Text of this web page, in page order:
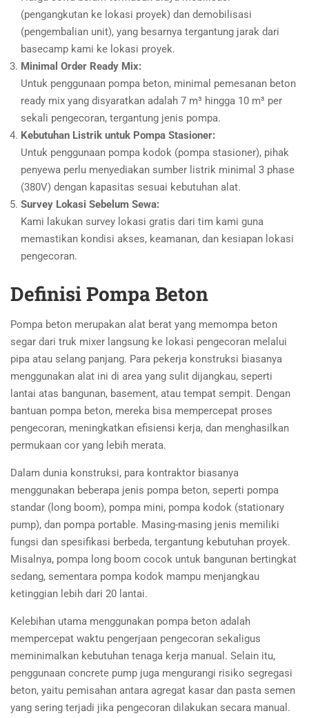
(pengangkutan ke lokasi proyek) dan demobilisasi
(pengembalian unit), yang besarnya tergantung jarak dari
basecamp kami ke lokasi proyek.
Minimal Order Ready Mix:
Untuk penggunaan pompa beton, minimal pemesanan beton
ready mix yang disyaratkan adalah 7 m³ hingga 10 m³ per
sekali pengecoran, tergantung jenis pompa.
Kebutuhan Listrik untuk Pompa Stasioner:
Untuk penggunaan pompa kodok (pompa stasioner), pihak
penyewa perlu menyediakan sumber listrik minimal 3 phase
(380V) dengan kapasitas sesuai kebutuhan alat.
Survey Lokasi Sebelum Sewa:
Kami lakukan survey lokasi gratis dari tim kami guna
memastikan kondisi akses, keamanan, dan kesiapan lokasi
pengecoran.
Definisi Pompa Beton
Pompa beton merupakan alat berat yang memompa beton
segar dari truk mixer langsung ke lokasi pengecoran melalui
pipa atau selang panjang. Para pekerja konstruksi biasanya
menggunakan alat ini di area yang sulit dijangkau, seperti
lantai atas bangunan, basement, atau tempat sempit. Dengan
bantuan pompa beton, mereka bisa mempercepat proses
pengecoran, meningkatkan efisiensi kerja, dan menghasilkan
permukaan cor yang lebih merata.
Dalam dunia konstruksi, para kontraktor biasanya
menggunakan beberapa jenis pompa beton, seperti pompa
standar (long boom), pompa mini, pompa kodok (stationary
pump), dan pompa portable. Masing-masing jenis memiliki
fungsi dan spesifikasi berbeda, tergantung kebutuhan proyek.
Misalnya, pompa long boom cocok untuk bangunan bertingkat
sedang, sementara pompa kodok mampu menjangkau
ketinggian lebih dari 20 lantai.
Kelebihan utama menggunakan pompa beton adalah
mempercepat waktu pengerjaan pengecoran sekaligus
meminimalkan kebutuhan tenaga kerja manual. Selain itu,
penggunaan concrete pump juga mengurangi risiko segregasi
beton, yaitu pemisahan antara agregat kasar dan pasta semen
yang sering terjadi jika pengecoran dilakukan secara manual.